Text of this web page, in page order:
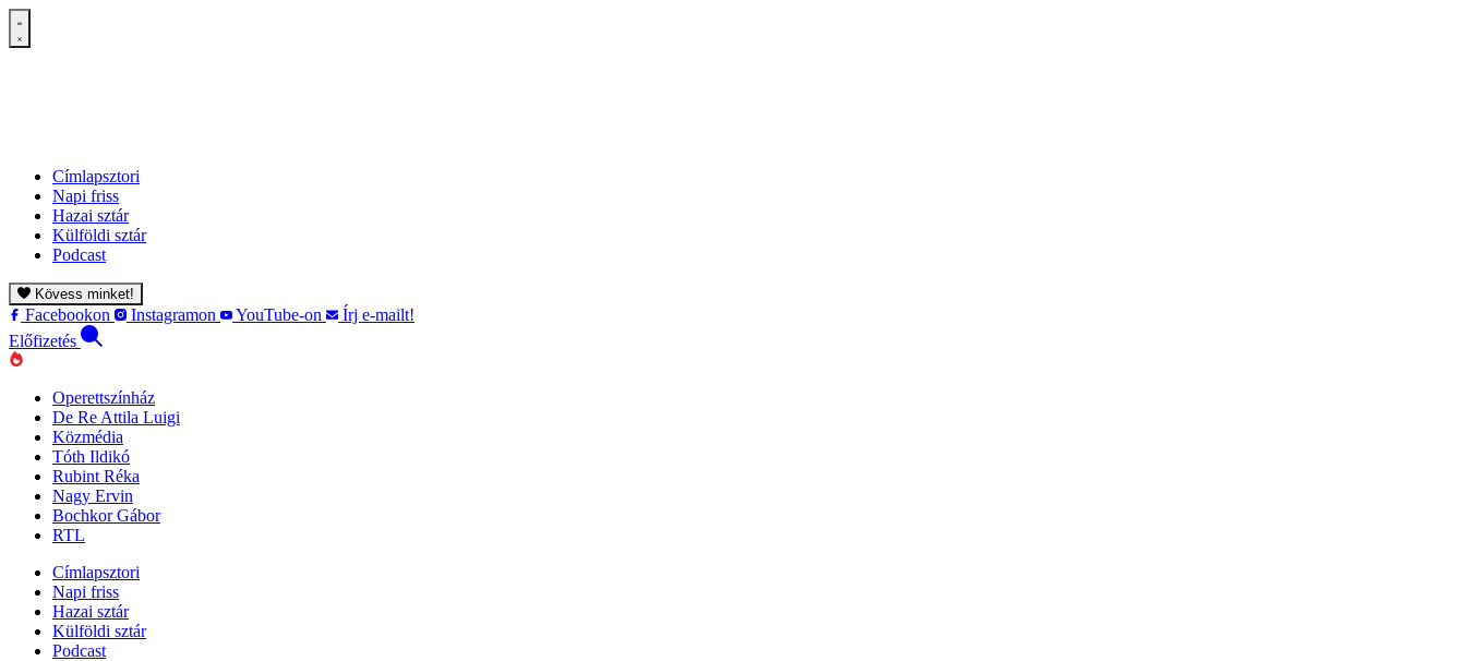
Címlapsztori
Napi friss
Hazai sztár
Külföldi sztár
Podcast
Kövess minket!
Facebookon Instagramon YouTube-on
Írj e-mailt!
Előfizetés
Operettszínház
De Re Attila Luigi
Közmédia
Tóth Ildikó
Rubint Réka
Nagy Ervin
Bochkor Gábor
RTL
Címlapsztori
Napi friss
Hazai sztár
Külföldi sztár
Podcast